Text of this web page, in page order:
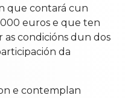
que contará cun
euros e que ten
condicións dun dos
da
e contemplan